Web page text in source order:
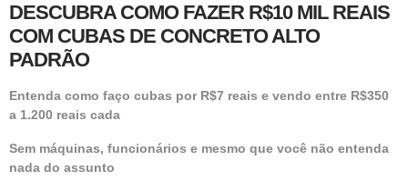
DESCUBRA COMO FAZER R$10 MIL REAIS
COM CUBAS DE CONCRETO ALTO
PADRÃO
Entenda como faço cubas por R$7 reais e vendo entre R$350
a 1.200 reais cada
Sem máquinas, funcionários e mesmo que você não entenda
nada do assunto